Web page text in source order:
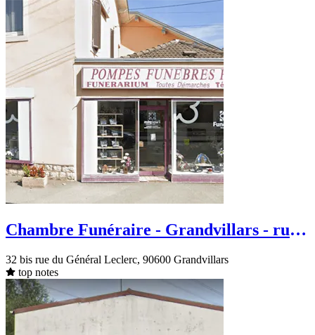
Chambre Funéraire - Grandvillars - rue
32 bis rue du Général Leclerc, 90600 Grandvillars
top notes